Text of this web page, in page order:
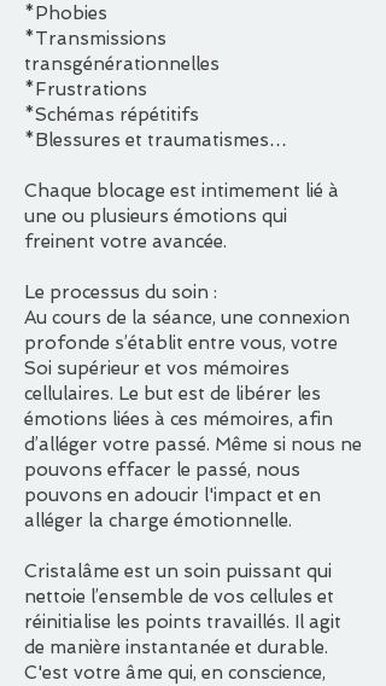
*Phobies
*Transmissions
transgénérationnelles
*Frustrations
*Schémas répétitifs
*Blessures et traumatismes…
Chaque blocage est intimement lié à
une ou plusieurs émotions qui
freinent votre avancée.
Le processus du soin :
Au cours de la séance, une connexion
profonde s’établit entre vous, votre
Soi supérieur et vos mémoires
cellulaires. Le but est de libérer les
émotions liées à ces mémoires, afin
d’alléger votre passé. Même si nous ne
pouvons effacer le passé, nous
pouvons en adoucir l'impact et en
alléger la charge émotionnelle.
Cristalâme est un soin puissant qui
nettoie l’ensemble de vos cellules et
réinitialise les points travaillés. Il agit
de manière instantanée et durable.
C'est votre âme qui, en conscience,